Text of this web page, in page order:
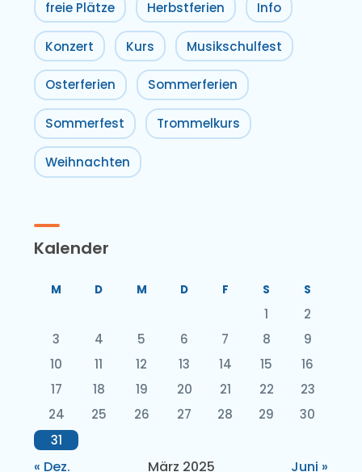
freie Plätze Herbstferien Info
Konzert Kurs Musikschulfest
Osterferien Sommerferien
Sommerfest Trommelkurs
Weihnachten
Kalender
März 2025
M D M D F S S
1
2
3
4 5 6 7 8
9
10
11 12 13 14 15
16
17
18 19 20 21 22
23
24
25 26 27 28 29
30
31
« Dez. Juni »